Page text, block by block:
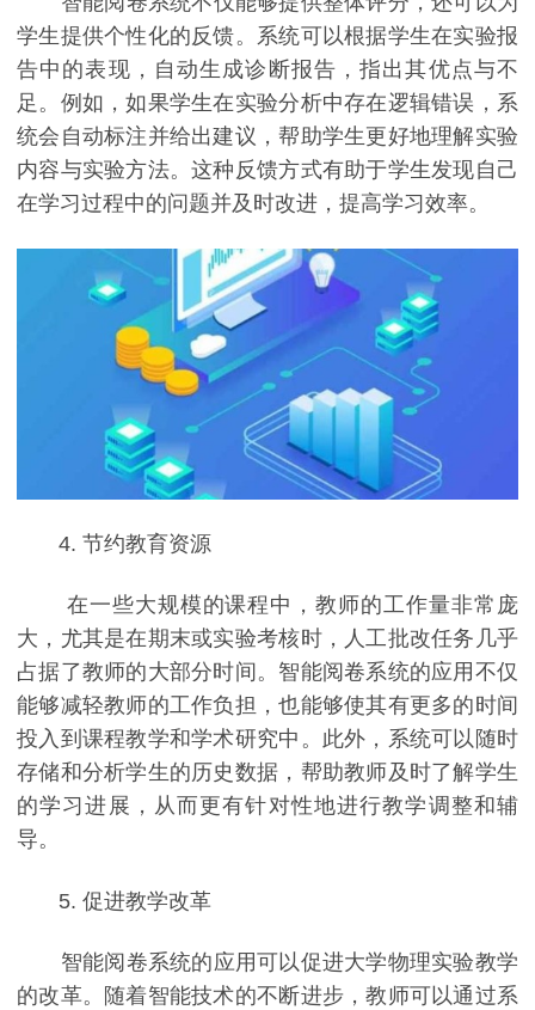
学生提供个性化的反馈。系统可以根据学生在实验报
告中的表现，自动生成诊断报告，指出其优点与不
足。例如，如果学生在实验分析中存在逻辑错误，系
统会自动标注并给出建议，帮助学生更好地理解实验
内容与实验方法。这种反馈方式有助于学生发现自己
在学习过程中的问题并及时改进，提高学习效率。
4. 节约教育资源
在一些大规模的课程中，教师的工作量非常庞
大，尤其是在期末或实验考核时，人工批改任务几乎
占据了教师的大部分时间。智能阅卷系统的应用不仅
能够减轻教师的工作负担，也能够使其有更多的时间
投入到课程教学和学术研究中。此外，系统可以随时
存储和分析学生的历史数据，帮助教师及时了解学生
的学习进展，从而更有针对性地进行教学调整和辅
导。
5. 促进教学改革
智能阅卷系统的应用可以促进大学物理实验教学
的改革。随着智能技术的不断进步，教师可以通过系